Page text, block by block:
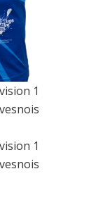
1
1